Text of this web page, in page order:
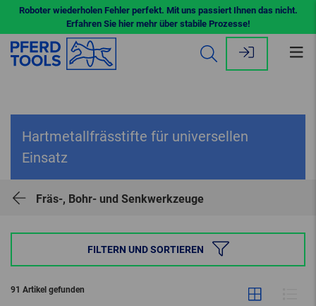
Roboter wiederholen Fehler perfekt. Mit uns passiert Ihnen das nicht.
Erfahren Sie hier mehr über stabile Prozesse!
Hartmetallfrässtifte für universellen
Einsatz
Fräs-, Bohr- und Senkwerkzeuge
FILTERN UND SORTIEREN
91 Artikel gefunden